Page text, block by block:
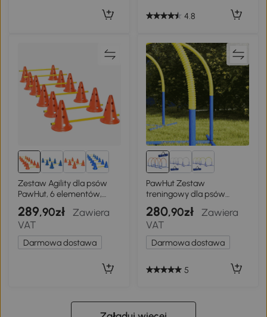
4.8
Zestaw Agility dla psów
PawHut, 6 elementów,
treningowy
289,90zł
Zawiera
VAT
Darmowa dostawa
PawHut Zestaw
treningowy dla psów
Agility, Zestaw agility dla
psów, 4 łuki agility dla
starszych psów, Zestaw
treningowy dla psów z
torbą transportową,
88 x 64 x 95 cm
280,90zł
Zawiera
VAT
Darmowa dostawa
5